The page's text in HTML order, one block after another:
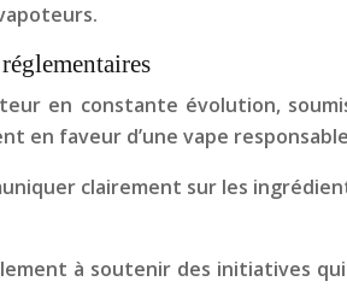
en constante évolution,
en faveur d’une vape
clairement sur les
à soutenir des initiatives